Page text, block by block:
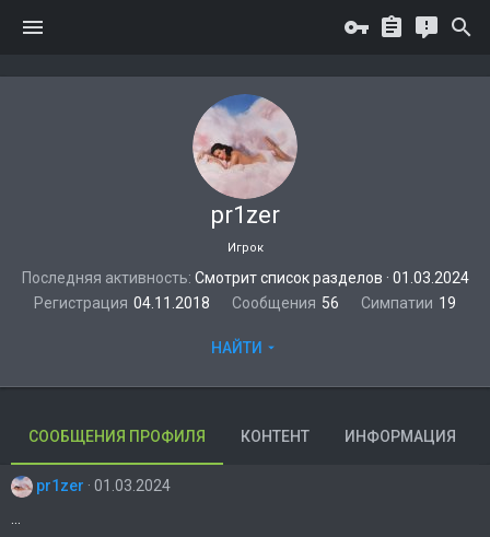
pr1zer
Игрок
Последняя активность Смотрит список разделов · 01.03.2024
Регистрация 04.11.2018 Сообщения 56 Симпатии 19
НАЙТИ
СООБЩЕНИЯ ПРОФИЛЯ КОНТЕНТ ИНФОРМАЦИЯ
pr1zer
01.03.2024